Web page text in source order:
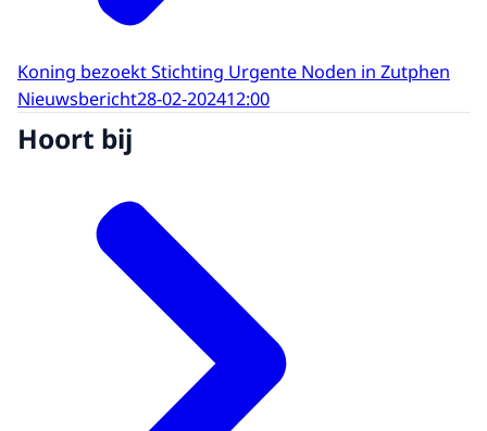
Koning bezoekt Stichting Urgente Noden in Zutphen
Nieuwsbericht28-02-202412:00
Hoort bij